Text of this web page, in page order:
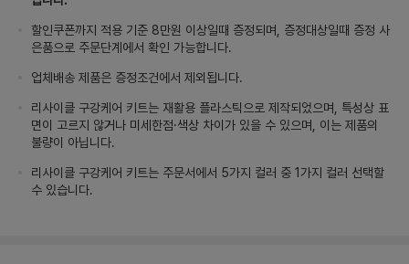
할인쿠폰까지 적용 기준 8만원 이상일때 증정되며, 증정대상일때 증정 사
은품으로 주문단계에서 확인 가능합니다.
업체배송 제품은 증정조건에서 제외됩니다.
리사이클 구강케어 키트는 재활용 플라스틱으로 제작되었으며, 특성상 표
면이 고르지 않거나 미세한점·색상 차이가 있을 수 있으며, 이는 제품의
불량이 아닙니다.
리사이클 구강케어 키트는 주문서에서 5가지 컬러 중 1가지 컬러 선택할
수 있습니다.